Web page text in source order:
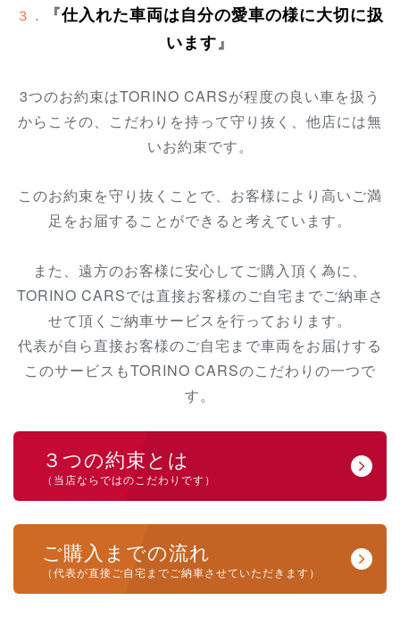
３ ． 『仕入れた車両は自分の愛車の様に大切に扱
います』
3つのお約束はTORINO CARSが程度の良い車を扱う
からこその、こだわりを持って守り抜く、他店には無
いお約束です。
このお約束を守り抜くことで、お客様により高いご満
足をお届することができると考えています。
また、遠方のお客様に安心してご購入頂く為に、
TORINO CARSでは直接お客様のご自宅までご納車さ
せて頂くご納車サービスを行っております。
代表が自ら直接お客様のご自宅まで車両をお届けする
このサービスもTORINO CARSのこだわりの一つで
す。
３つの約束とは
（当店ならではのこだわりです）
ご購入までの流れ
（代表が直接ご自宅までご納車させていただきます）